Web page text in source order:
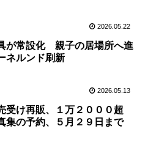
2026.05.22
が常設化 親子の居場所へ進
ルンド刷新
2026.05.13
受け再販、１万２０００超
集の予約、５月２９日まで